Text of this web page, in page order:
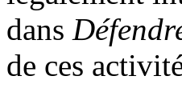
dans
de ces